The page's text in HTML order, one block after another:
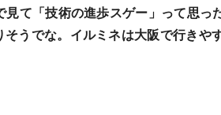
見て「技術の進歩スゲー」って思
そうでな。イルミネは大阪で行きや